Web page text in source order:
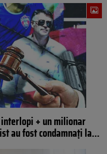
+ un milionar
au fost condamnați la…